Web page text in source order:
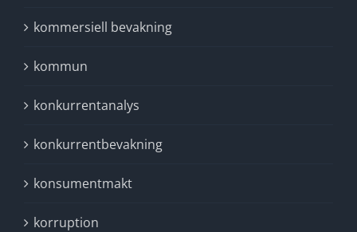
kommersiell bevakning
kommun
konkurrentanalys
konkurrentbevakning
konsumentmakt
korruption